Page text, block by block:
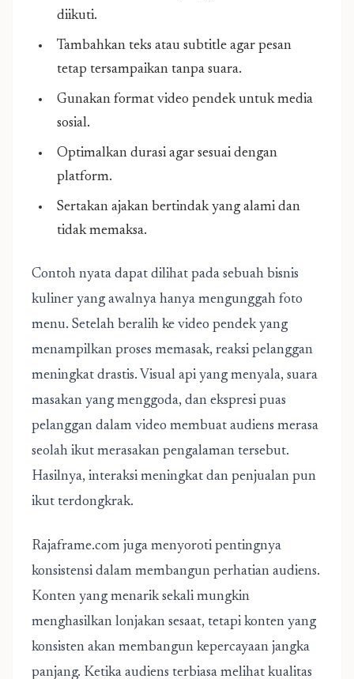
diikuti.
Tambahkan teks atau subtitle agar pesan
tetap tersampaikan tanpa suara.
Gunakan format video pendek untuk media
sosial.
Optimalkan durasi agar sesuai dengan
platform.
Sertakan ajakan bertindak yang alami dan
tidak memaksa.
Contoh nyata dapat dilihat pada sebuah bisnis
kuliner yang awalnya hanya mengunggah foto
menu. Setelah beralih ke video pendek yang
menampilkan proses memasak, reaksi pelanggan
meningkat drastis. Visual api yang menyala, suara
masakan yang menggoda, dan ekspresi puas
pelanggan dalam video membuat audiens merasa
seolah ikut merasakan pengalaman tersebut.
Hasilnya, interaksi meningkat dan penjualan pun
ikut terdongkrak.
Rajaframe.com juga menyoroti pentingnya
konsistensi dalam membangun perhatian audiens.
Konten yang menarik sekali mungkin
menghasilkan lonjakan sesaat, tetapi konten yang
konsisten akan membangun kepercayaan jangka
panjang. Ketika audiens terbiasa melihat kualitas